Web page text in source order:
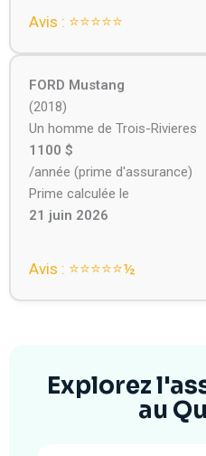
Avis : ⭐⭐⭐⭐⭐
FORD Mustang
(2018)
Un homme de Trois-Rivieres
1100 $
/année (prime d'assurance)
Prime calculée le
21 juin 2026
Avis : ⭐⭐⭐⭐⭐️½
Explorez
au